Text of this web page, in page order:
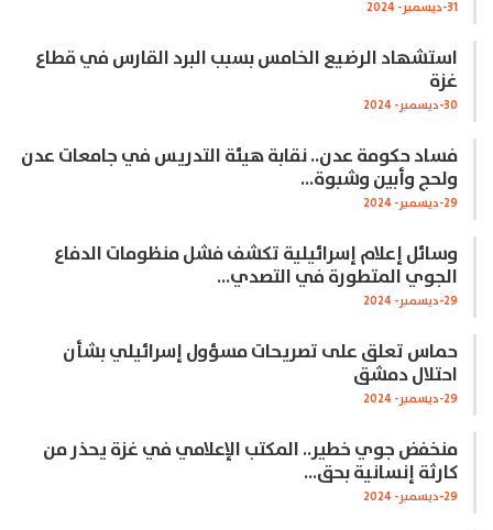
31-ديسمبر- 2024
استشهاد الرضيع الخامس بسبب البرد القارس في قطاع
غزة
30-ديسمبر- 2024
فساد حكومة عدن.. نقابة هيئة التدريس في جامعات عدن
ولحج وأبين وشبوة…
29-ديسمبر- 2024
وسائل إعلام إسرائيلية تكشف فشل منظومات الدفاع
الجوي المتطورة في التصدي…
29-ديسمبر- 2024
حماس تعلق على تصريحات مسؤول إسرائيلي بشأن
احتلال دمشق
29-ديسمبر- 2024
منخفض جوي خطير.. المكتب الإعلامي في غزة يحذر من
كارثة إنسانية بحق…
29-ديسمبر- 2024